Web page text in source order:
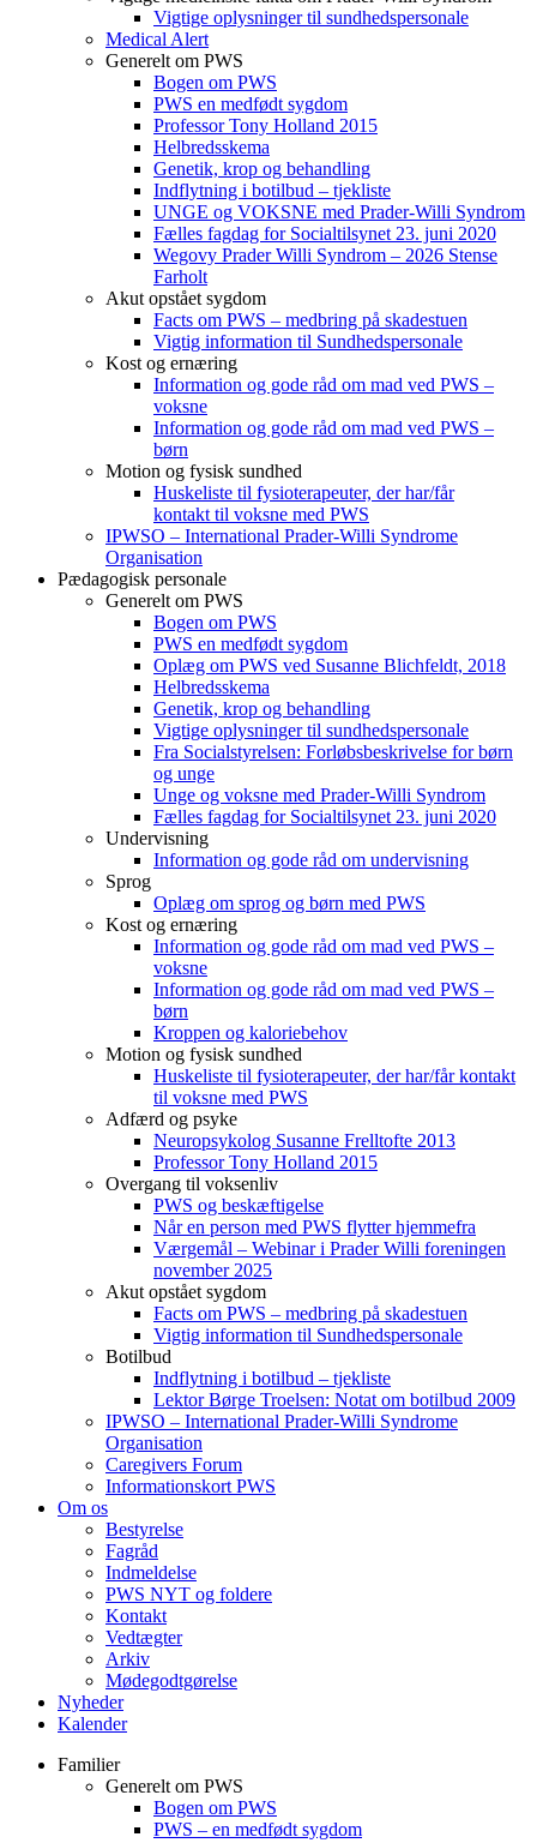
Vigtige oplysninger til sundhedspersonale
Medical Alert
Generelt om PWS
Bogen om PWS
PWS en medfødt sygdom
Professor Tony Holland 2015
Helbredsskema
Genetik, krop og behandling
Indflytning i botilbud – tjekliste
UNGE og VOKSNE med Prader-Willi Syndrom
Fælles fagdag for Socialtilsynet 23. juni 2020
Wegovy Prader Willi Syndrom – 2026 Stense
Farholt
Akut opstået sygdom
Facts om PWS – medbring på skadestuen
Vigtig information til Sundhedspersonale
Kost og ernæring
Information og gode råd om mad ved PWS –
voksne
Information og gode råd om mad ved PWS –
børn
Motion og fysisk sundhed
Huskeliste til fysioterapeuter, der har/får
kontakt til voksne med PWS
IPWSO – International Prader-Willi Syndrome
Organisation
Pædagogisk personale
Generelt om PWS
Bogen om PWS
PWS en medfødt sygdom
Oplæg om PWS ved Susanne Blichfeldt, 2018
Helbredsskema
Genetik, krop og behandling
Vigtige oplysninger til sundhedspersonale
Fra Socialstyrelsen: Forløbsbeskrivelse for børn
og unge
Unge og voksne med Prader-Willi Syndrom
Fælles fagdag for Socialtilsynet 23. juni 2020
Undervisning
Information og gode råd om undervisning
Sprog
Oplæg om sprog og børn med PWS
Kost og ernæring
Information og gode råd om mad ved PWS –
voksne
Information og gode råd om mad ved PWS –
børn
Kroppen og kaloriebehov
Motion og fysisk sundhed
Huskeliste til fysioterapeuter, der har/får kontakt
til voksne med PWS
Adfærd og psyke
Neuropsykolog Susanne Frelltofte 2013
Professor Tony Holland 2015
Overgang til voksenliv
PWS og beskæftigelse
Når en person med PWS flytter hjemmefra
Værgemål – Webinar i Prader Willi foreningen
november 2025
Akut opstået sygdom
Facts om PWS – medbring på skadestuen
Vigtig information til Sundhedspersonale
Botilbud
Indflytning i botilbud – tjekliste
Lektor Børge Troelsen: Notat om botilbud 2009
IPWSO – International Prader-Willi Syndrome
Organisation
Caregivers Forum
Informationskort PWS
Om os
Bestyrelse
Fagråd
Indmeldelse
PWS NYT og foldere
Kontakt
Vedtægter
Arkiv
Mødegodtgørelse
Nyheder
Kalender
Familier
Generelt om PWS
Bogen om PWS
PWS – en medfødt sygdom